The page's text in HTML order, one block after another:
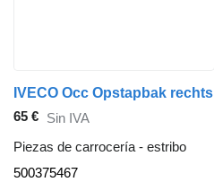
65 € Sin IVA
Piezas de carrocería - estribo
500375467